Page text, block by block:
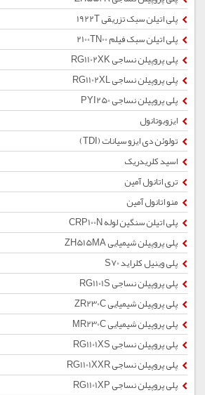
پلی اتیلن سبک تزریقی 1922T
پلی اتیلن سبک فیلم 2100TN00
پلی پروپیلن نساجی RG1102XK
پلی پروپیلن نساجی RG1102XL
پلی پروپیلن نساجی PYI250
ایزوبوتانول
تولوئن دی ایزو سیانات (TDI)
اسید کلریدریک
تری اتانول آمین
منو اتانول آمین
پلی اتیلن سنگین لوله CRP100N
پلی پروپیلن شیمیایی ZH515MA
پلی وینیل کلراید S70
پلی پروپیلن نساجی RG1101S
پلی پروپیلن شیمیایی ZR230C
پلی پروپیلن شیمیایی MR230C
پلی پروپیلن نساجی RG1101XS
پلی پروپیلن نساجی RG1101XXR
پلی پروپیلن نساجی RG1101XP